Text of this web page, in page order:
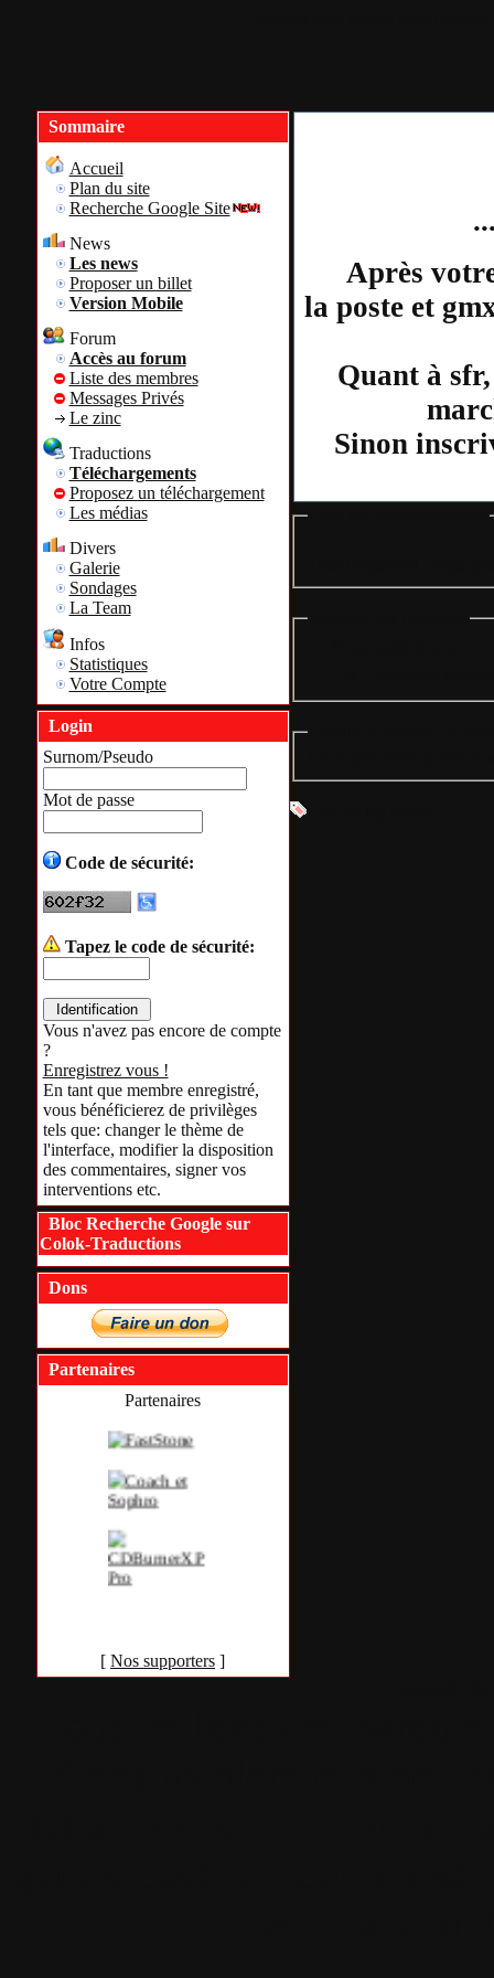
Sommaire
Accueil
Plan du site
Recherche Google Site
News
Les news
Proposer un billet
Version Mobile
Forum
Accès au forum
Liste des membres
Messages Privés
Le zinc
Traductions
Téléchargements
Proposez un téléchargement
Les médias
Divers
Galerie
Sondages
La Team
Infos
Statistiques
Votre Compte
Login
Surnom/Pseudo
Mot de passe
Code de sécurité:
Tapez le code de sécurité:
Vous n'avez pas encore de compte
?
Enregistrez vous !
En tant que membre enregistré,
vous bénéficierez de privilèges
tels que: changer le thème de
l'interface, modifier la disposition
des commentaires, signer vos
interventions etc.
Bloc Recherche Google sur
Colok-Traductions
Dons
Partenaires
Partenaires
[ Nos supporters ]
Après
la poste et
Quant à
Sinon